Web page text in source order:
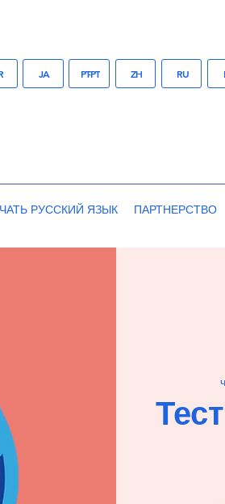
JA PT-PT ZH RU
РУССКИЙ ЯЗЫК ПАРТНЕРСТВО